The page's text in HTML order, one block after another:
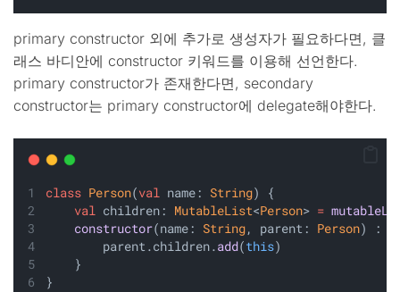
primary constructor 외에 추가로 생성자가 필요하다면, 클
래스 바디안에 constructor 키워드를 이용해 선언한다.
primary constructor가 존재한다면, secondary
constructor는 primary constructor에 delegate해야한다.
class Person(val name: String) {
val children: MutableList<Person> =
constructor(name: String, parent: Person) :
        parent.children.
add(this)
    }
}